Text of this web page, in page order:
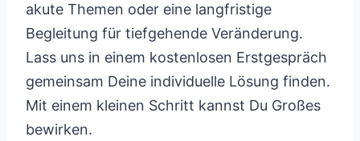
akute Themen oder eine langfristige
Begleitung für tiefgehende Veränderung.
Lass uns in einem kostenlosen Erstgespräch
gemeinsam Deine individuelle Lösung finden.
Mit einem kleinen Schritt kannst Du Großes
bewirken.